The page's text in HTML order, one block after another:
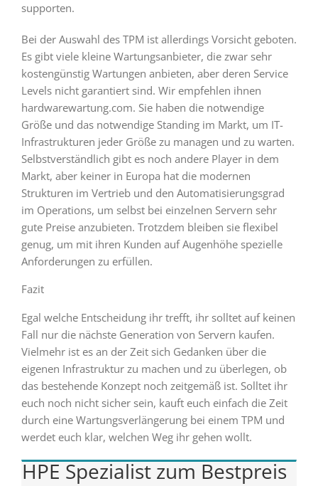
supporten.
Bei der Auswahl des TPM ist allerdings Vorsicht geboten.
Es gibt viele kleine Wartungsanbieter, die zwar sehr
kostengünstig Wartungen anbieten, aber deren Service
Levels nicht garantiert sind. Wir empfehlen ihnen
hardwarewartung.com. Sie haben die notwendige
Größe und das notwendige Standing im Markt, um IT-
Infrastrukturen jeder Größe zu managen und zu warten.
Selbstverständlich gibt es noch andere Player in dem
Markt, aber keiner in Europa hat die modernen
Strukturen im Vertrieb und den Automatisierungsgrad
im Operations, um selbst bei einzelnen Servern sehr
gute Preise anzubieten. Trotzdem bleiben sie flexibel
genug, um mit ihren Kunden auf Augenhöhe spezielle
Anforderungen zu erfüllen.
Fazit
Egal welche Entscheidung ihr trefft, ihr solltet auf keinen
Fall nur die nächste Generation von Servern kaufen.
Vielmehr ist es an der Zeit sich Gedanken über die
eigenen Infrastruktur zu machen und zu überlegen, ob
das bestehende Konzept noch zeitgemäß ist. Solltet ihr
euch noch nicht sicher sein, kauft euch einfach die Zeit
durch eine Wartungsverlängerung bei einem TPM und
werdet euch klar, welchen Weg ihr gehen wollt.
HPE Spezialist zum Bestpreis